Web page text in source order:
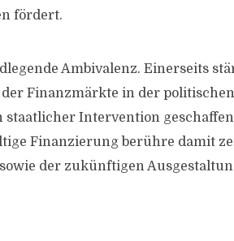
fördert.
Ambivalenz. Einerseits
Finanzmärkte in der
Intervention
Finanzierung berühre damit
der zukünftigen